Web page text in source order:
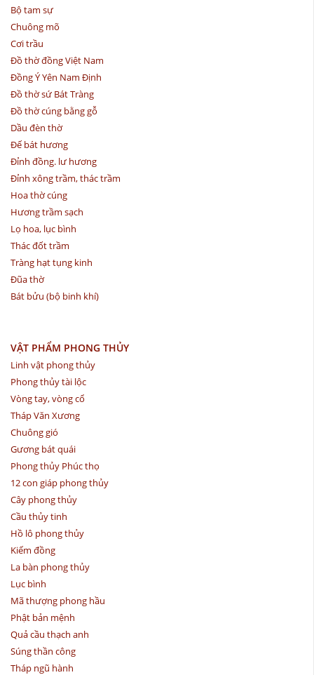
Bộ tam sự
Chuông mõ
Cơi trầu
Đồ thờ đồng Việt Nam
Đồng Ý Yên Nam Định
Đồ thờ sứ Bát Tràng
Đồ thờ cúng bằng gỗ
Dầu đèn thờ
Đế bát hương
Đỉnh đồng. lư hương
Đỉnh xông trầm, thác trầm
Hoa thờ cúng
Hương trầm sạch
Lọ hoa, lục bình
Thác đốt trầm
Tràng hạt tụng kinh
Đũa thờ
Bát bửu (bộ binh khí)
VẬT PHẨM PHONG THỦY
Linh vật phong thủy
Phong thủy tài lộc
Vòng tay, vòng cổ
Tháp Văn Xương
Chuông gió
Gương bát quái
Phong thủy Phúc thọ
12 con giáp phong thủy
Cây phong thủy
Cầu thủy tinh
Hồ lô phong thủy
Kiếm đồng
La bàn phong thủy
Lục bình
Mã thượng phong hầu
Phật bản mệnh
Quả cầu thạch anh
Súng thần công
Tháp ngũ hành